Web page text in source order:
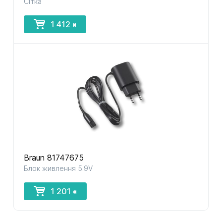
1 412 ₴
Braun 81747675
Блок живлення 5.9V
1 201 ₴